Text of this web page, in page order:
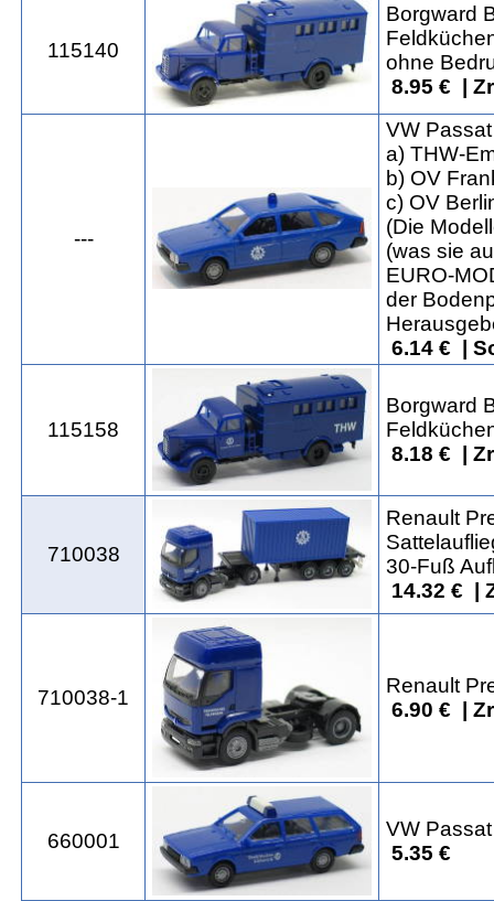
115140
Borgward
ohne
8.95 € |
---
VW
a) THW-
b) OV
c) OV
(Die
(was sie
EURO-
der
6.14 € |
115158
Borgward
8.18 € |
710038
Renault
30-Fuß
14.32 € |
710038-1
Renault
6.90 € |
660001
VW
5.35 €